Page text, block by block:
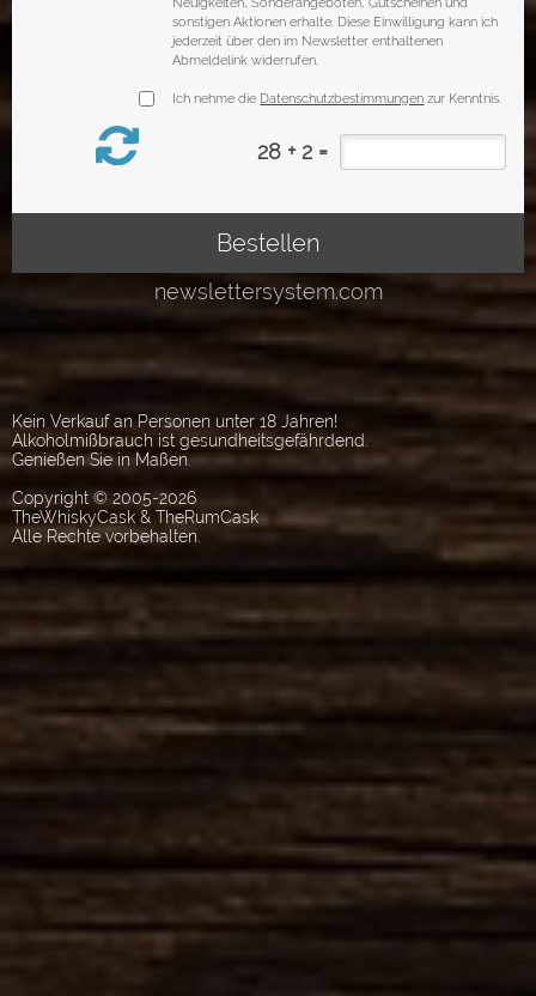
Kein Verkauf an Personen unter 18 Jahren!
Alkoholmißbrauch ist gesundheitsgefährdend.
Genießen Sie in Maßen.
Copyright © 2005-2026
TheWhiskyCask & TheRumCask
Alle Rechte vorbehalten.